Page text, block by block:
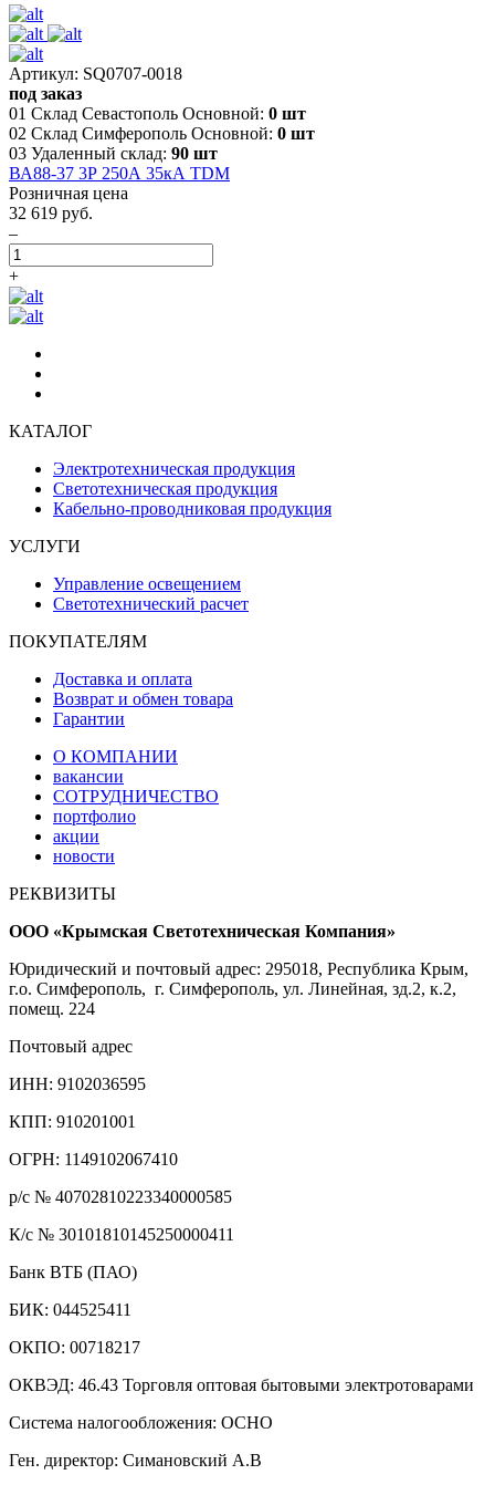
Артикул: SQ0707-0018
под заказ
01 Склад Севастополь Основной: 0 шт
02 Склад Симферополь Основной: 0 шт
03 Удаленный склад: 90 шт
ВА88-37 3Р 250А 35кА TDM
Розничная цена
32 619 руб.
–
+
КАТАЛОГ
Электротехническая продукция
Светотехническая продукция
Кабельно-проводниковая продукция
УСЛУГИ
Управление освещением
Светотехнический расчет
ПОКУПАТЕЛЯМ
Доставка и оплата
Возврат и обмен товара
Гарантии
О КОМПАНИИ
вакансии
СОТРУДНИЧЕСТВО
портфолио
акции
новости
РЕКВИЗИТЫ
ООО «Крымская Светотехническая Компания»
Юридический и почтовый адрес: 295018, Республика Крым,
г.о. Симферополь, г. Симферополь, ул. Линейная, зд.2, к.2,
помещ. 224
Почтовый адрес
ИНН: 9102036595
КПП: 910201001
ОГРН: 1149102067410
р/с № 40702810223340000585
К/с № 30101810145250000411
Банк ВТБ (ПАО)
БИК: 044525411
ОКПО: 00718217
ОКВЭД: 46.43 Торговля оптовая бытовыми электротоварами
Система налогообложения: ОСНО
Ген. директор: Симановский А.В